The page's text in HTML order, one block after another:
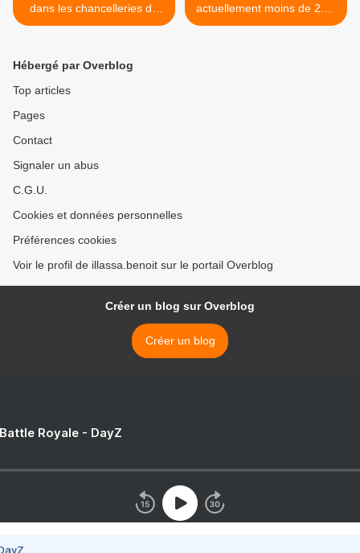
dans les chancelleries du
Bénin
actuellement moins de 20%
>
Hébergé par Overblog
Top articles
Pages
Contact
Signaler un abus
C.G.U.
Cookies et données personnelles
Préférences cookies
Voir le profil de illassa.benoit sur le portail Overblog
Créer un blog sur Overblog
Créer un blog
Royale - DayZ